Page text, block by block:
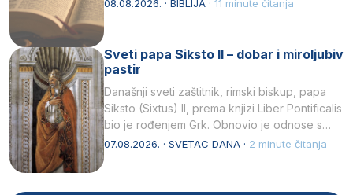
08.08.2026. · BIBLIJA · 11 minute čitanja
Sveti papa Siksto II – dobar i miroljubiv
pastir
Današnji sveti zaštitnik, rimski biskup, papa
Siksto (Sixtus) II, prema knjizi Liber Pontificalis
bio je rođenjem Grk. Obnovio je odnose s
afričkim…
07.08.2026. · SVETAC DANA · 2 minute čitanja